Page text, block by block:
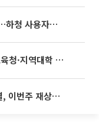
현대차·기아, 이번 주 임단협 재개…하청 사용자성 재심도 ‘변수’
술형 입시 연계 '착수'
최태원·노소영 '9440억 분할' 판결, 이번주 재상고 여부 주목